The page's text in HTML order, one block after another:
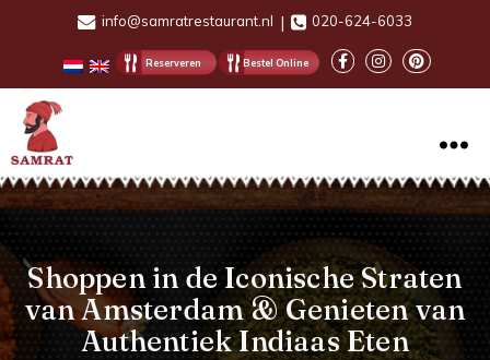
info@samratrestaurant.nl | 020-624-6033
Reserveren Bestel Online
Samrat
Indian
Restaurant
Shoppen in de Iconische Straten
van Amsterdam & Genieten van
Authentiek Indiaas Eten